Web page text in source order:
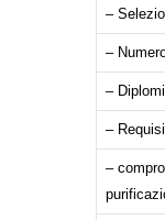
–
–
–
–
–